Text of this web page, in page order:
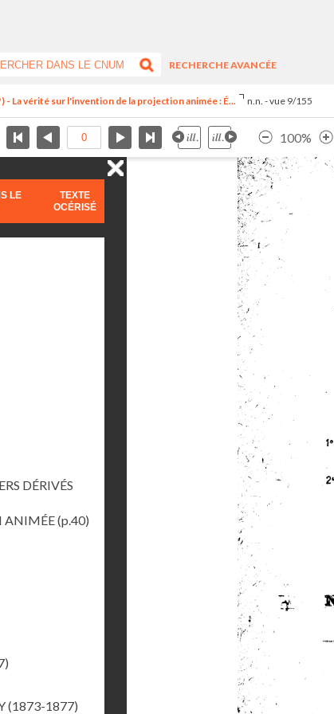
RECHERCHE AVANCÉE
- La vérité sur l'invention de la projection animée : É... n.n. - vue 9/155
100%
LE
TEXTE
OCÉRISÉ
DÉRIVÉS
ANIMÉE(p.40)
(1873-1877)